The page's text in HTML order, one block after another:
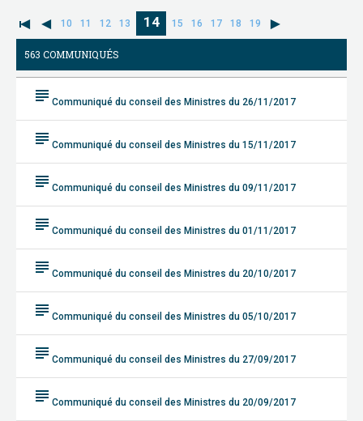
10 11 12 13 14 15 16 17 18 19
563 COMMUNIQUÉS
subject Communiqué du conseil des Ministres du 26/11/2017
subject Communiqué du conseil des Ministres du 15/11/2017
subject Communiqué du conseil des Ministres du 09/11/2017
subject Communiqué du conseil des Ministres du 01/11/2017
subject Communiqué du conseil des Ministres du 20/10/2017
subject Communiqué du conseil des Ministres du 05/10/2017
subject Communiqué du conseil des Ministres du 27/09/2017
subject Communiqué du conseil des Ministres du 20/09/2017